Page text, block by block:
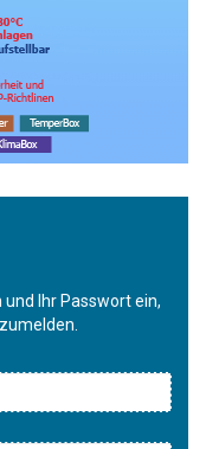
Ihr Passwort ein,